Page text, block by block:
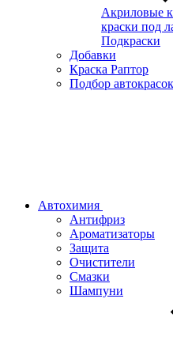
Акриловые
краски под
Подкраски
Добавки
Краска Раптор
Подбор автокрасок
Автохимия
Антифриз
Ароматизаторы
Защита
Очистители
Смазки
Шампуни